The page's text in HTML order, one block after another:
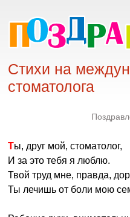
Стихи на
стоматолога
Ты, друг мой, стоматолог,
И за это тебя я люблю.
Твой труд мне, правда,
Ты лечишь от боли мою